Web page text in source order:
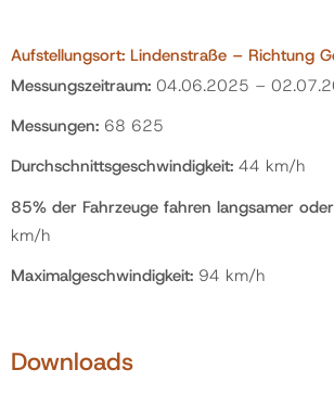
Aufstellungsort: Lindenstraße – Richtung
Messungszeitraum: 04.06.2025 –
Messungen: 68 625
Durchschnittsgeschwindigkeit: 44 km/h
85% der Fahrzeuge fahren langsamer
km/h
Maximalgeschwindigkeit: 94 km/h
Downloads